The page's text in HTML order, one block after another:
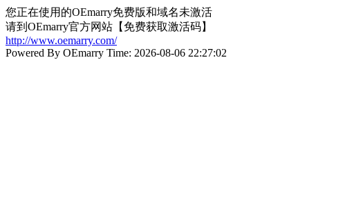
您正在使用的OEmarry免费版和域名未激活
请到OEmarry官方网站【免费获取激活码】
http://www.oemarry.com/
Powered By OEmarry Time: 2026-08-06 22:27:02